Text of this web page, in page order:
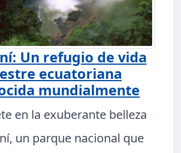
Un refugio de vida
ecuatoriana
mundialmente
en la exuberante belleza
un parque nacional que